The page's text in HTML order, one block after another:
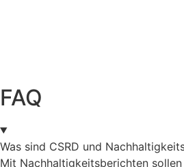
FAQ
Was sind CSRD und
Mit Nachhaltigkeitsberichten